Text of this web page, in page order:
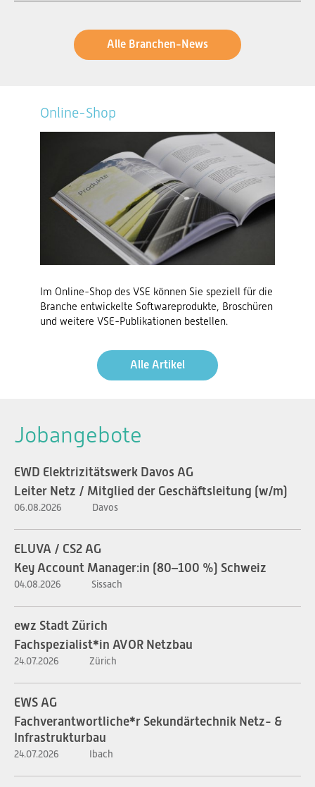
Alle Branchen-News
Online-Shop
Im Online-Shop des VSE können Sie speziell für die
Branche entwickelte Softwareprodukte, Broschüren
und weitere VSE-Publikationen bestellen.
Alle Artikel
Jobangebote
EWD Elektrizitätswerk Davos AG
Leiter Netz / Mitglied der Geschäftsleitung (w/m)
06.08.2026 Davos
ELUVA / CS2 AG
Key Account Manager:in (80–100 %) Schweiz
04.08.2026 Sissach
ewz Stadt Zürich
Fachspezialist*in AVOR Netzbau
24.07.2026 Zürich
EWS AG
Fachverantwortliche*r Sekundärtechnik Netz- &
Infrastrukturbau
24.07.2026 Ibach